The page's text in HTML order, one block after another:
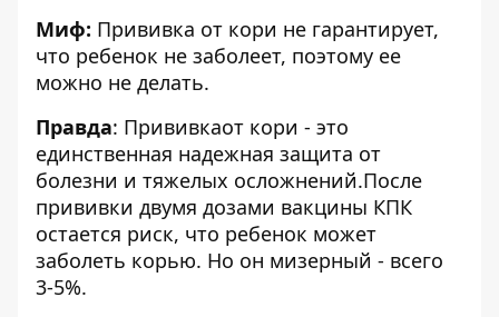
Миф: Прививка от кори не гарантирует,
что ребенок не заболеет, поэтому ее
можно не делать.
Правда: Прививкаот кори - это
единственная надежная защита от
болезни и тяжелых осложнений.После
прививки двумя дозами вакцины КПК
остается риск, что ребенок может
заболеть корью. Но он мизерный - всего
3-5%.